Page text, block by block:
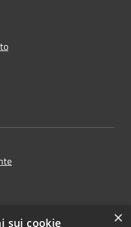
×
sui cookie